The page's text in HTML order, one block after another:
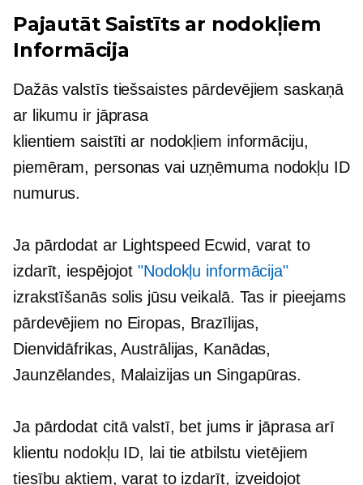
PajautātSaistīts ar nodokļiem
Informācija
Dažās valstīs tiešsaistes pārdevējiem saskaņā
ar likumu ir jāprasa
klientiemsaistīti ar nodokļiem informāciju,
piemēram, personas vai uzņēmuma nodokļu ID
numurus.
Ja pārdodat ar Lightspeed Ecwid, varat to
izdarīt, iespējojot "Nodokļu informācija"
izrakstīšanās solis jūsu veikalā. Tas ir pieejams
pārdevējiem no Eiropas, Brazīlijas,
Dienvidāfrikas, Austrālijas, Kanādas,
Jaunzēlandes, Malaizijas un Singapūras.
Ja pārdodat citā valstī, bet jums ir jāprasa arī
klientu nodokļu ID, lai tie atbilstu vietējiem
tiesību aktiem, varat to izdarīt, izveidojot